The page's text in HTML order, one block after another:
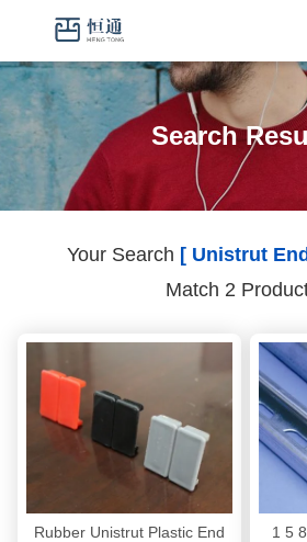
Search
Your Search [ Unistrut
Match 2
Rubber Unistrut Plastic End
1 5